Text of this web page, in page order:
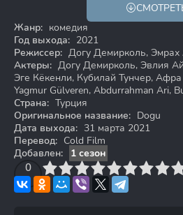
Жанр: комедия
Год выхода: 2021
Режиссер: Догу Демирколь, Эмрах
Актеры: Догу Демирколь, Эвлия
Эге Кёкенли, Кубилай Тунчер,
Yagmur Gülveren, Abdurrahman Ari,
Страна: Турция
Оригинальное название: Dogu
Дата выхода: 31 марта 2021
Перевод: Cold Film
Добавлен:
1 сезон
0
4 6 7 8 9 10